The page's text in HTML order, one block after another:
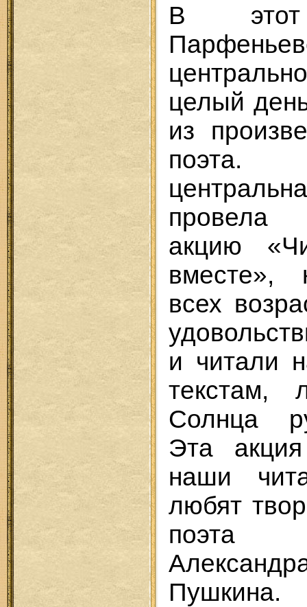
В
целый
из
поэта.
провела
акцию
вместе»,
всех
и читали
текстам,
Солнца
Эта
наши
любят
поэта
Пушкина.